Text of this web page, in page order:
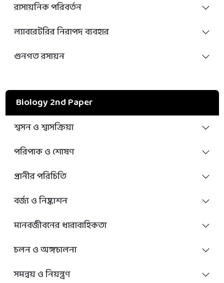
রাসায়নিক পরিবর্তন
ল্যাবরেটরির নিরাপদ ব্যবহার
গুনগত রসায়ন
Biology 2nd Paper
শ্বসন ও শ্বাসক্রিয়া
পরিপাক ও শোষণ
প্রানীর পরিচিতি
বর্জ্য ও নিষ্কাশন
মানবজীবনের ধারাবাহিকতা
চলন ও অঙ্গচালনা
সমন্বয় ও নিয়ন্ত্রণ